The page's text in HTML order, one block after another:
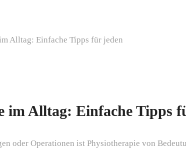
Alltag: Einfache Tipps für jeden
im Alltag: Einfache Tipps
oder Operationen ist Physiotherapie von